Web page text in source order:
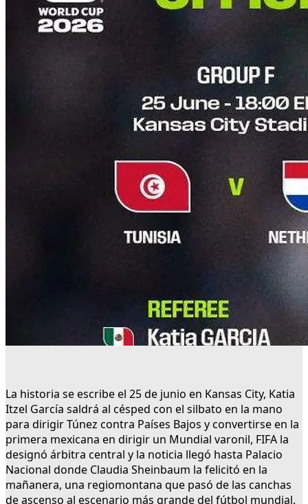
La historia se escribe el 25 de junio en Kansas City, Katia
Itzel García saldrá al césped con el silbato en la mano
para dirigir Túnez contra Países Bajos y convertirse en la
primera mexicana en dirigir un Mundial varonil, FIFA la
designó árbitra central y la noticia llegó hasta Palacio
Nacional donde Claudia Sheinbaum la felicitó en la
mañanera, una regiomontana que pasó de las canchas
de ascenso al escenario más grande del fútbol mundial.